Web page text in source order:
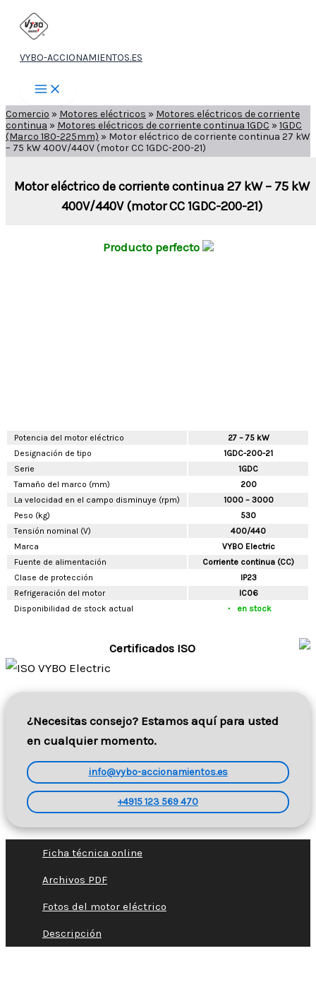
contenido
VYBO-ACCIONAMIENTOS.ES
Comercio » Motores eléctricos » Motores eléctricos de corriente
continua » Motores eléctricos de corriente continua 1GDC » 1GDC
(Marco 180-225mm) » Motor eléctrico de corriente continua 27 kW
– 75 kW 400V/440V (motor CC 1GDC-200-21)
Motor eléctrico de corriente continua 27 kW – 75 kW
400V/440V (motor CC 1GDC-200-21)
Producto perfecto
Potencia del motor eléctrico
27 – 75 kW
Designación de tipo
1GDC-200-21
Serie
1GDC
Tamaño del marco (mm)
200
La velocidad en el campo disminuye (rpm)
1000 – 3000
Peso (kg)
530
Tensión nominal (V)
400/440
Marca
VYBO Electric
Fuente de alimentación
Corriente continua (CC)
Clase de protección
IP23
Refrigeración del motor
IC06
Disponibilidad de stock actual
en stock
Certificados ISO
¿Necesitas consejo? Estamos aquí para usted
en cualquier momento.
info@vybo-accionamientos.es
+4915 123 569 470
Ficha técnica online
Archivos PDF
Fotos del motor eléctrico
Descripción